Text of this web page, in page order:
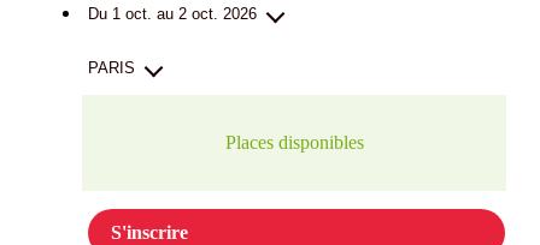
Du 1 oct. au 2 oct. 2026
PARIS
Places disponibles
S'inscrire